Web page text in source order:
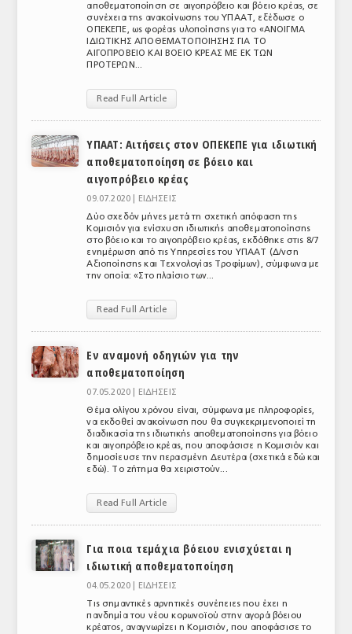
αποθεματοποίηση σε αιγοπρόβειο και βόειο κρέας, σε
συνέχεια της ανακοίνωσης του ΥΠΑΑΤ, εξέδωσε ο
ΟΠΕΚΕΠΕ, ως φορέας υλοποίησης για το «ΑΝΟΙΓΜΑ
ΙΔΙΩΤΙΚΗΣ ΑΠΟΘΕΜΑΤΟΠΟΙΗΣΗΣ ΓΙΑ ΤΟ
ΑΙΓΟΠΡΟΒΕΙΟ ΚΑΙ ΒΟΕΙΟ ΚΡΕΑΣ ΜΕ ΕΚ ΤΩΝ
ΠΡΟΤΕΡΩΝ...
Read Full Article
ΥΠΑΑΤ: Αιτήσεις στον ΟΠΕΚΕΠΕ για ιδιωτική
αποθεματοποίηση σε βόειο και
αιγοπρόβειο κρέας
09.07.2020 |
ΕΙΔΗΣΕΙΣ
Δύο σχεδόν μήνες μετά τη σχετική απόφαση της
Κομισιόν για ενίσχυση ιδιωτικής αποθεματοποίησης
στο βόειο και το αιγοπρόβειο κρέας, εκδόθηκε στις 8/7
ενημέρωση από τις Υπηρεσίες του ΥΠΑΑΤ (Δ/νση
Αξιοποίησης και Τεχνολογίας Τροφίμων), σύμφωνα με
την οποία: «Στο πλαίσιο των...
Read Full Article
Εν αναμονή οδηγιών για την
αποθεματοποίηση
07.05.2020 |
ΕΙΔΗΣΕΙΣ
Θέμα ολίγου χρόνου είναι, σύμφωνα με πληροφορίες,
να εκδοθεί ανακοίνωση που θα συγκεκριμενοποιεί τη
διαδικασία της ιδιωτικής αποθεματοποίησης για βόειο
και αιγοπρόβειο κρέας, που αποφάσισε η Κομισιόν και
δημοσίευσε την περασμένη Δευτέρα (σχετικά εδώ και
εδώ). Το ζήτημα θα χειριστούν...
Read Full Article
Για ποια τεμάχια βόειου ενισχύεται η
ιδιωτική αποθεματοποίηση
04.05.2020 |
ΕΙΔΗΣΕΙΣ
Τις σημαντικές αρνητικές συνέπειες που έχει η
πανδημία του νέου κορωνοϊού στην αγορά βόειου
κρέατος, αναγνωρίζει η Κομισιόν, που αποφάσισε το